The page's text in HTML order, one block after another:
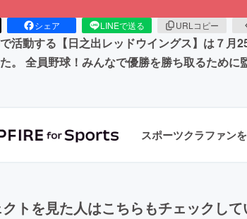
シェア LINEで送る URLコピー
活動する【日之出レッドウイングス】は７
。 全員野球！みんなで優勝を勝ち取るため
スポーツクラファン
トを見た人はこちらもチェックし